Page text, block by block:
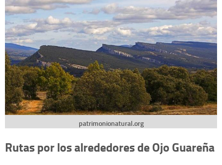
patrimonionatural.org
Rutas por los alrededores de Ojo Guareña